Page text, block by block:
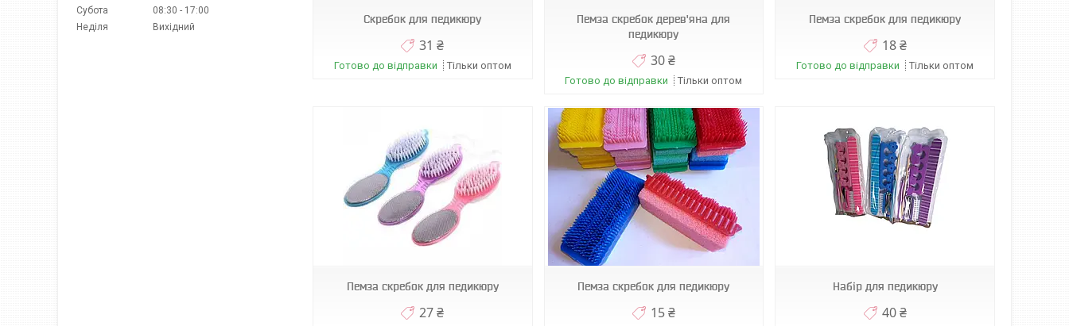
Скребок для педикюру
31 ₴
Готово до відправки Тільки оптом
Пемза скребок дерев'яна для
педикюру
30 ₴
Готово до відправки Тільки оптом
Пемза скребок для педикюру
18 ₴
Готово до відправки Тільки оптом
Пемза скребок для педикюру
27 ₴
Пемза скребок для педикюру
15 ₴
03356
Набір для педикюру
40 ₴
Субота
08:30
17:00
Неділя
Вихідний